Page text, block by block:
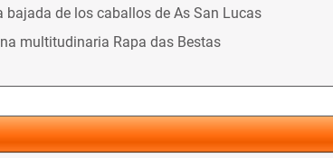
bajada de los caballos de As San Lucas
multitudinaria Rapa das Bestas